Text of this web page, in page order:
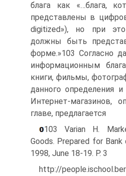
блага как «…блага,
представлены в
digitized»), но при
должны быть
форме.»103 Согласно
информационным
книги, фильмы,
данного определения
Интернет-магазинов,
главе, предлагается
103 Varian H.
Goods. Prepared for
1998, June 18-19. P. 3
http://